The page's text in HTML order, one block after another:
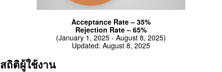
Acceptance Rate – 35%
Rejection Rate – 65%
(January 1, 2025 - August 8, 2025)
Updated: August 8, 2025
สถิติผู้ใช้งาน